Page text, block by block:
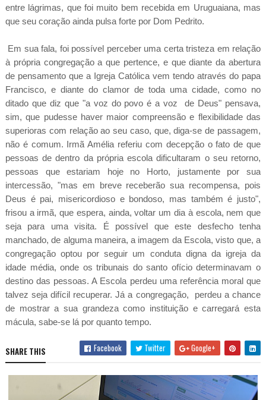
entre lágrimas, que foi muito bem recebida em Uruguaiana, mas
que seu coração ainda pulsa forte por Dom Pedrito.
Em sua fala, foi possível perceber uma certa tristeza em relação
à própria congregação a que pertence, e que diante da abertura
de pensamento que a Igreja Católica vem tendo através do papa
Francisco, e diante do clamor de toda uma cidade, como no
ditado que diz que "a voz do povo é a voz de Deus" pensava,
sim, que pudesse haver maior compreensão e flexibilidade das
superioras com relação ao seu caso, que, diga-se de passagem,
não é comum. Irmã Amélia referiu com decepção o fato de que
pessoas de dentro da própria escola dificultaram o seu retorno,
pessoas que estariam hoje no Horto, justamente por sua
intercessão, "mas em breve receberão sua recompensa, pois
Deus é pai, misericordioso e bondoso, mas também é justo",
frisou a irmã, que espera, ainda, voltar um dia à escola, nem que
seja para uma visita. É possível que este desfecho tenha
manchado, de alguma maneira, a imagem da Escola, visto que, a
congregação optou por seguir um conduta digna da igreja da
idade média, onde os tribunais do santo ofício determinavam o
destino das pessoas. A Escola perdeu uma referência moral que
talvez seja difícil recuperar. Já a congregação, perdeu a chance
de mostrar a sua grandeza como instituição e carregará esta
mácula, sabe-se lá por quanto tempo.
SHARE THIS Facebook Twitter Google+